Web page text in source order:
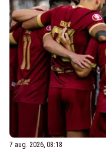
7 aug. 2026, 08:18